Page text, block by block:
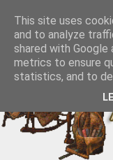
This site uses
and to analyze
shared with
metrics to ensure
statistics, and to